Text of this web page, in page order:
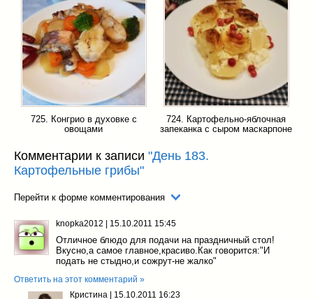
725. Конгрио в духовке с
овощами
724. Картофельно-яблочная
запеканка с сыром маскарпоне
Комментарии к записи "День 183.
Картофельные грибы"
Перейти к форме комментирования
knopka2012 | 15.10.2011 15:45
Отличное блюдо для подачи на праздничный стол!
Вкусно,а самое главное,красиво.Как говорится:"И
подать не стыдно,и сожрут-не жалко"
Ответить на этот комментарий »
Кристина | 15.10.2011 16:23